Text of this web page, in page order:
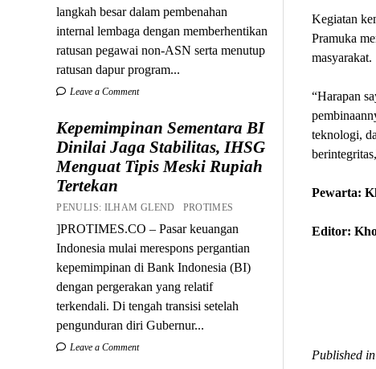
langkah besar dalam pembenahan
internal lembaga dengan memberhentikan
ratusan pegawai non-ASN serta menutup
ratusan dapur program...
Leave a Comment
Kepemimpinan Sementara BI
Dinilai Jaga Stabilitas, IHSG
Menguat Tipis Meski Rupiah
Tertekan
PENULIS: ILHAM GLEND PROTIMES
]PROTIMES.CO – Pasar keuangan
Indonesia mulai merespons pergantian
kepemimpinan di Bank Indonesia (BI)
dengan pergerakan yang relatif
terkendali. Di tengah transisi setelah
pengunduran diri Gubernur...
Leave a Comment
Kegiatan
Pramuka
masyarakat.
“Harapan
teknologi,
Pewarta:
Editor:
Published in